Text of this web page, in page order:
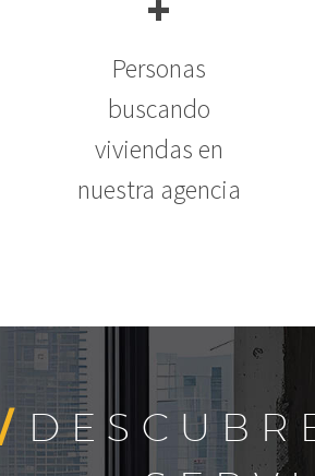
Personas
buscando
viviendas en
nuestra agencia